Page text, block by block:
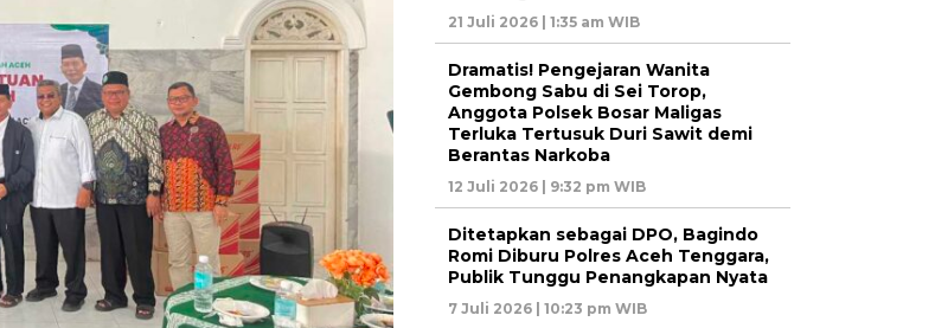
21 Juli 2026 | 1:35 am WIB
Dramatis! Pengejaran Wanita
Gembong Sabu di Sei Torop,
Anggota Polsek Bosar Maligas
Terluka Tertusuk Duri Sawit demi
Berantas Narkoba
12 Juli 2026 | 9:32 pm WIB
Ditetapkan sebagai DPO, Bagindo
Romi Diburu Polres Aceh Tenggara,
Publik Tunggu Penangkapan Nyata
7 Juli 2026 | 10:23 pm WIB